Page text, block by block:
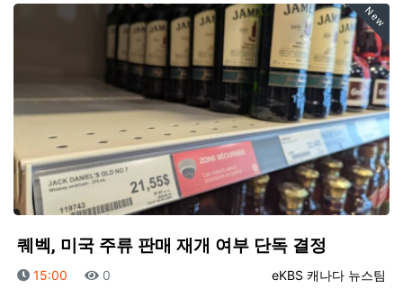
New
퀘벡, 미국 주류 판매 재개 여부 단독 결정
등록자
eKBS 캐나다 뉴스팀
등록일
15:00 조회
0